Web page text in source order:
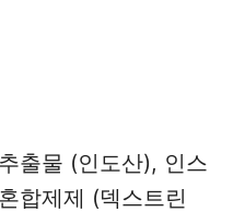
출물 (인도산), 인스
합제제 (덱스트린